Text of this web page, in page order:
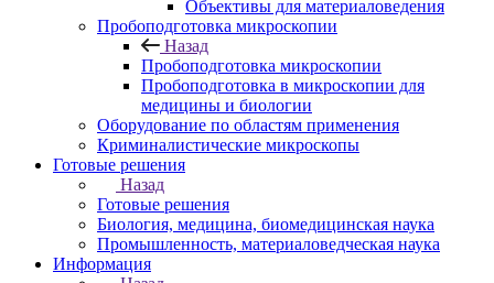
Объективы для материаловедения
Пробоподготовка микроскопии
Назад
Пробоподготовка микроскопии
Пробоподготовка в микроскопии для
медицины и биологии
Оборудование по областям применения
Криминалистические микроскопы
Готовые решения
Назад
Готовые решения
Биология, медицина, биомедицинская наука
Промышленность, материаловедческая наука
Информация